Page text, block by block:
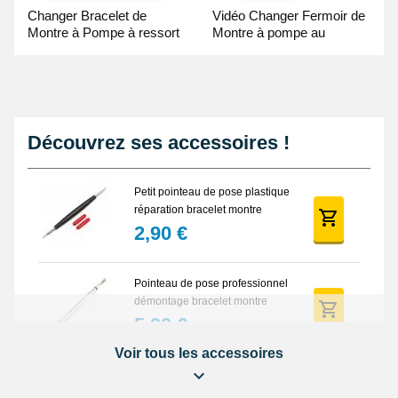
Changer Bracelet de
Montre à Pompe à ressort
Vidéo Changer Fermoir de
Montre à pompe au
Découvrez ses accessoires !
Petit pointeau de pose plastique
réparation bracelet montre
2,90 €
Pointeau de pose professionnel
démontage bracelet montre
5,90 €
Lot Outils Montre 12 pièces +
Voir tous les accessoires